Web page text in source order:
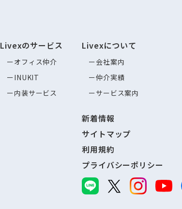
Livexのサービス
オフィス仲介
INUKIT
内装サービス
Livexについて
会社案内
仲介実績
サービス案内
新着情報
サイトマップ
利用規約
プライバシーポリシー